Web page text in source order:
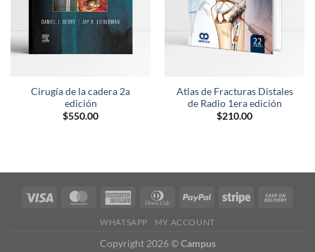
Cirugía de la cadera 2a
edición
$550.00
Atlas de Fracturas Distales
de Radio 1era edición
$210.00
WHATSAPP MY ACCOUNT
Copyright 2026 ©Campus